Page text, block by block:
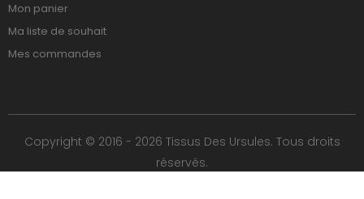
Mon panier
Ma liste de souhait
Mes commandes
Copyright © 2016 - 2026 Tissus Des Ursules. Tous droits
réservés.